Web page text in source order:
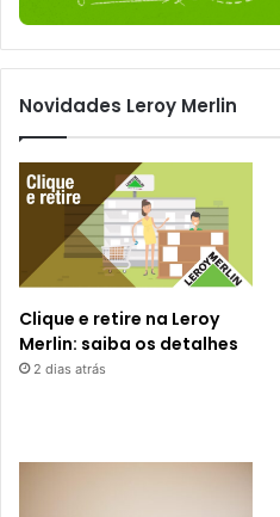
Novidades Leroy Merlin
Clique e retire na Leroy
Merlin: saiba os detalhes
2 dias atrás